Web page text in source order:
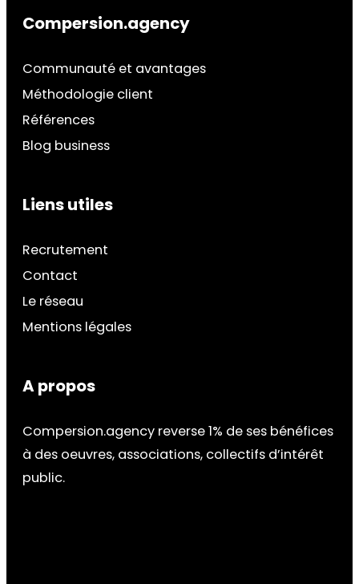
Compersion.agency
Communauté et avantages
Méthodologie client
Références
Blog business
Liens utiles
Recrutement
Contact
Le réseau
Mentions légales
A propos
Compersion.agency reverse 1% de ses bénéfices
à des oeuvres, associations, collectifs d’intérêt
public.